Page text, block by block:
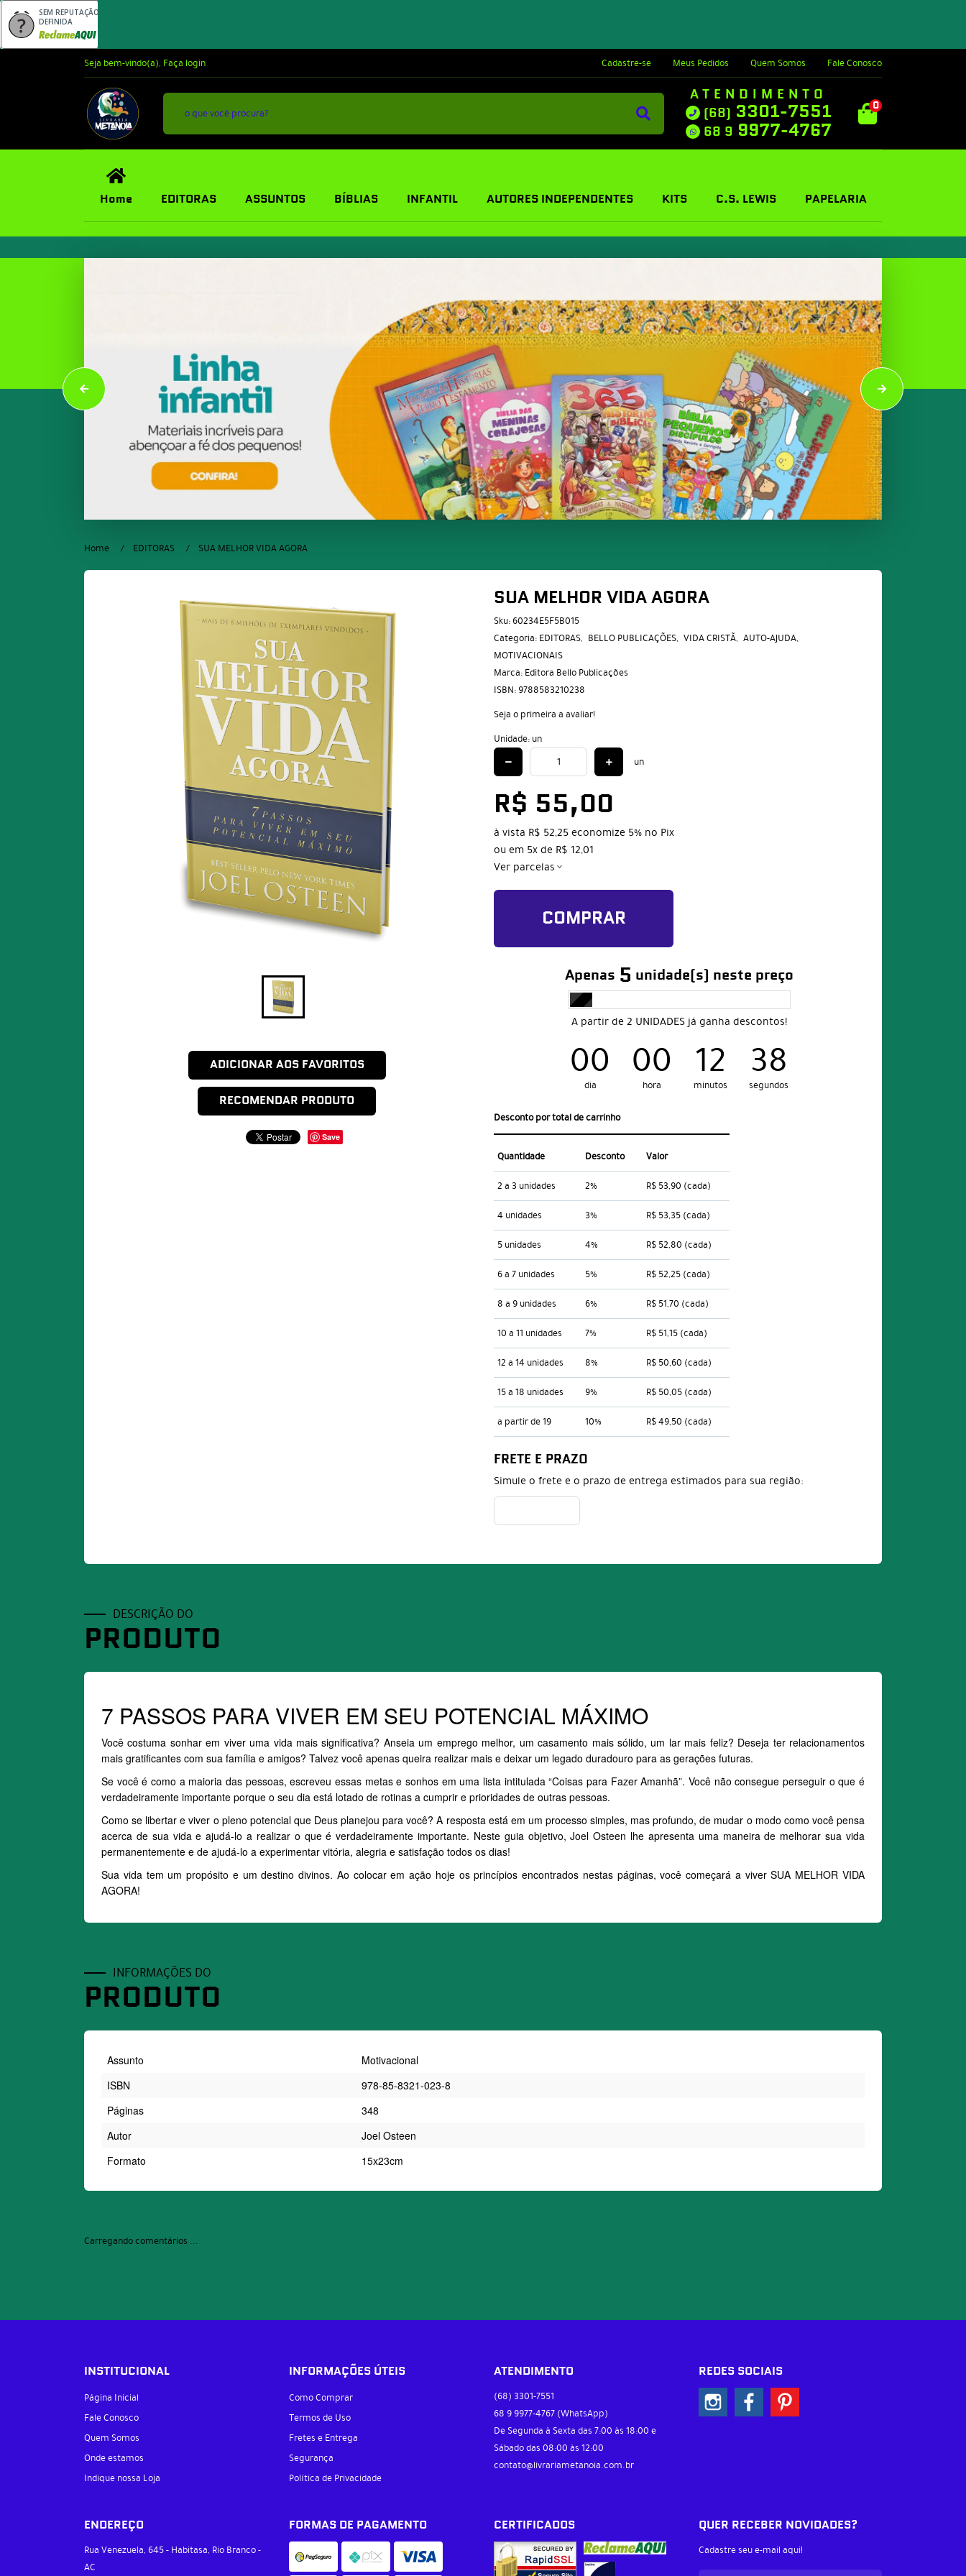
SEM REPUTAÇÃO
DEFINIDA
Seja bem-vindo(a), Faça login Cadastre-se Meus Pedidos Quem Somos Fale Conosco
ATENDIMENTO
(68) 3301-7551
68 9 9977-4767
0
Home EDITORAS ASSUNTOS BÍBLIAS INFANTIL AUTORES INDEPENDENTES KITS C.S. LEWIS PAPELARIA
Home EDITORAS SUA MELHOR VIDA AGORA
ADICIONAR AOS FAVORITOS
RECOMENDAR PRODUTO
Save
SUA MELHOR VIDA AGORA
Sku: 60234E5F5B015
Categoria: EDITORAS BELLO PUBLICAÇÕES VIDA CRISTÃ AUTO-AJUDA
MOTIVACIONAIS
Marca: Editora Bello Publicações
ISBN: 9788583210238
Seja o primeira a avaliar!
Unidade: un
un
R$ 55,00
à vista R$ 52,25economize 5% no Pix
ou em 5xde R$ 12,01
Ver parcelas
COMPRAR
Apenas 5 unidade(s) neste preço
A partir de 2 UNIDADES já ganha descontos!
00
dia 00
hora 12
minutos 37
segundos
Desconto por total de carrinho
Quantidade Desconto Valor
2 a 3 unidades 2% R$ 53,90 (cada)
4 unidades 3% R$ 53,35 (cada)
5 unidades 4% R$ 52,80 (cada)
6 a 7 unidades 5% R$ 52,25 (cada)
8 a 9 unidades 6% R$ 51,70 (cada)
10 a 11 unidades 7% R$ 51,15 (cada)
12 a 14 unidades 8% R$ 50,60 (cada)
15 a 18 unidades 9% R$ 50,05 (cada)
a partir de 19 10% R$ 49,50 (cada)
FRETE E PRAZO
Simule o frete e o prazo de entrega estimados para sua região:
DESCRIÇÃO DO
PRODUTO
7 PASSOS PARA VIVER EM SEU POTENCIAL MÁXIMO
Você costuma sonhar em viver uma vida mais significativa? Anseia um emprego melhor, um casamento mais sólido, um lar mais feliz? Deseja ter relacionamentos
mais gratificantes com sua família e amigos? Talvez você apenas queira realizar mais e deixar um legado duradouro para as gerações futuras.
Se você é como a maioria das pessoas, escreveu essas metas e sonhos em uma lista intitulada “Coisas para Fazer Amanhã”. Você não consegue perseguir o que é
verdadeiramente importante porque o seu dia está lotado de rotinas a cumprir e prioridades de outras pessoas.
Como se libertar e viver o pleno potencial que Deus planejou para você? A resposta está em um processo simples, mas profundo, de mudar o modo como você pensa
acerca de sua vida e ajudá-lo a realizar o que é verdadeiramente importante. Neste guia objetivo, Joel Osteen lhe apresenta uma maneira de melhorar sua vida
permanentemente e de ajudá-lo a experimentar vitória, alegria e satisfação todos os dias!
Sua vida tem um propósito e um destino divinos. Ao colocar em ação hoje os princípios encontrados nestas páginas, você começará a viver SUA MELHOR VIDA
AGORA!
INFORMAÇÕES DO
PRODUTO
Assunto
Motivacional
ISBN
978-85-8321-023-8
Páginas
348
Autor
Joel Osteen
Formato
15x23cm
Carregando comentários ...
INSTITUCIONAL
Página Inicial
Fale Conosco
Quem Somos
Onde estamos
Indique nossa Loja
INFORMAÇÕES ÚTEIS
Como Comprar
Termos de Uso
Fretes e Entrega
Segurança
Política de Privacidade
ATENDIMENTO
(68) 3301-7551
68 9 9977-4767 (WhatsApp)
De Segunda à Sexta das 7:00 às 18:00 e
Sábado das 08:00 às 12:00
contato@livrariametanoia.com.br
REDES SOCIAIS
ENDEREÇO
Rua Venezuela, 645- Habitasa, Rio Branco-
AC
FORMAS DE PAGAMENTO CERTIFICADOS QUER RECEBER NOVIDADES?
Cadastre seu e-mail aqui!